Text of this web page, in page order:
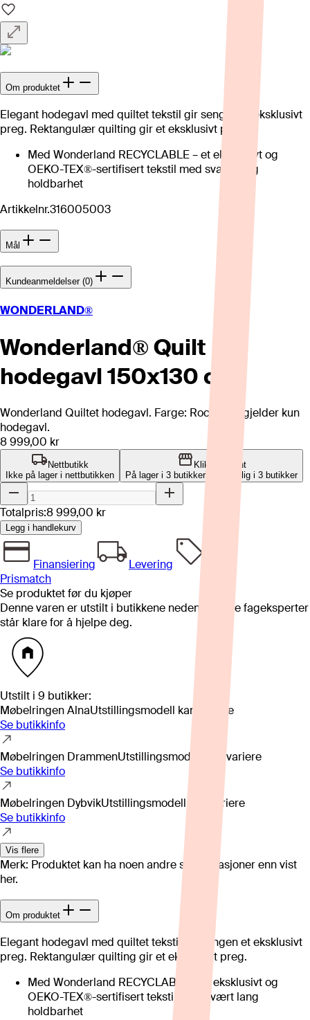
Om produktet
Elegant hodegavl med quiltet tekstil gir sengen et eksklusivt
preg. Rektangulær quilting gir et eksklusivt preg.
Med Wonderland RECYCLABLE – et eksklusivt og
OEKO-TEX®-sertifisert tekstil med svært lang
holdbarhet
Artikkelnr.316005003
Mål
Kundeanmeldelser (0)
WONDERLAND®
Wonderland® Quilt
hodegavl 150x130 cm
Wonderland Quiltet hodegavl. Farge: Rock. Pris gjelder kun
hodegavl.
8 999,00 kr
Nettbutikk
Ikke på lager i nettbutikken
Klikk og hent
På lager i 3 butikkerTilgjengelig i 3 butikker
Totalpris:8 999,00 kr
Legg i handlekurv
Finansiering
Levering
Prismatch
Se produktet før du kjøper
Denne varen er utstilt i butikkene nedenfor. Våre fageksperter
står klare for å hjelpe deg.
Utstilt i 9 butikker:
Møbelringen AlnaUtstillingsmodell kan variere
Se butikkinfo
Møbelringen DrammenUtstillingsmodell kan variere
Se butikkinfo
Møbelringen DybvikUtstillingsmodell kan variere
Se butikkinfo
Vis flere
Merk: Produktet kan ha noen andre spesifikasjoner enn vist
her.
Om produktet
Elegant hodegavl med quiltet tekstil gir sengen et eksklusivt
preg. Rektangulær quilting gir et eksklusivt preg.
Med Wonderland RECYCLABLE – et eksklusivt og
OEKO-TEX®-sertifisert tekstil med svært lang
holdbarhet